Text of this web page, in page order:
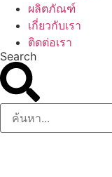
ผลิตภัณฑ์
เกี่ยวกับเรา
ติดต่อเรา
Search